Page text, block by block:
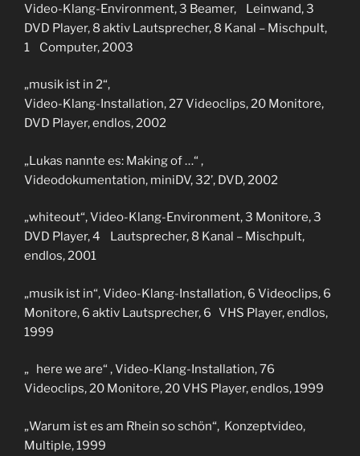
Video-Klang-Environment, 3 Beamer, Leinwand, 3
DVD Player, 8 aktiv Lautsprecher, 8 Kanal – Mischpult,
1 Computer, 2003
„musik ist in 2“,
Video-Klang-Installation, 27 Videoclips, 20 Monitore,
DVD Player, endlos, 2002
„Lukas nannte es: Making of …“ ,
Videodokumentation, miniDV, 32’, DVD, 2002
„whiteout“, Video-Klang-Environment, 3 Monitore, 3
DVD Player, 4 Lautsprecher, 8 Kanal – Mischpult,
endlos, 2001
„musik ist in“, Video-Klang-Installation, 6 Videoclips, 6
Monitore, 6 aktiv Lautsprecher, 6 VHS Player, endlos,
1999
„ here we are“ , Video-Klang-Installation, 76
Videoclips, 20 Monitore, 20 VHS Player, endlos, 1999
„Warum ist es am Rhein so schön“, Konzeptvideo,
Multiple, 1999